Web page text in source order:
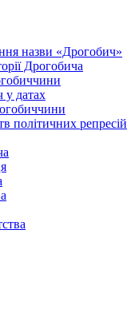
назви «Дрогобич»
Дрогобича
у датах
політичних репресій